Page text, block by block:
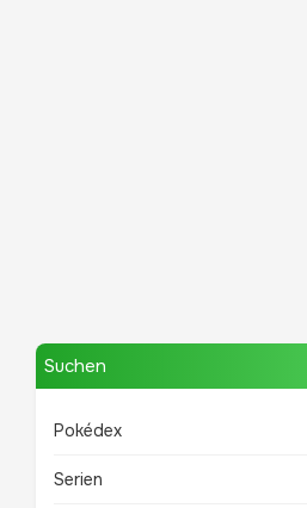
TOP 10 POKÉMON
Suchen
Pokédex
Serien